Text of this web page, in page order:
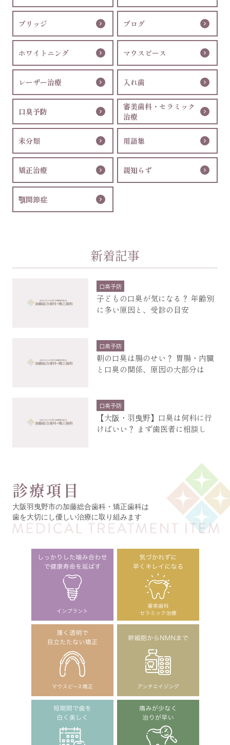
ブリッジ ブログ
ホワイトニング マウスピース
レーザー治療 入れ歯
口臭予防
審美歯科・セラミック
治療
未分類 用語集
矯正治療 親知らず
顎関節症
新着記事
口臭予防
子どもの口臭が気になる？ 年齢別
に多い原因と、受診の目安
口臭予防
朝の口臭は腸のせい？ 胃腸・内臓
と口臭の関係、原因の大部分は
口臭予防
【大阪・羽曳野】口臭は何科に行
けばいい？ まず歯医者に相談し
診療項目
大阪羽曳野市の加藤総合歯科・矯正歯科は
歯を大切にし優しい治療に取り組みます